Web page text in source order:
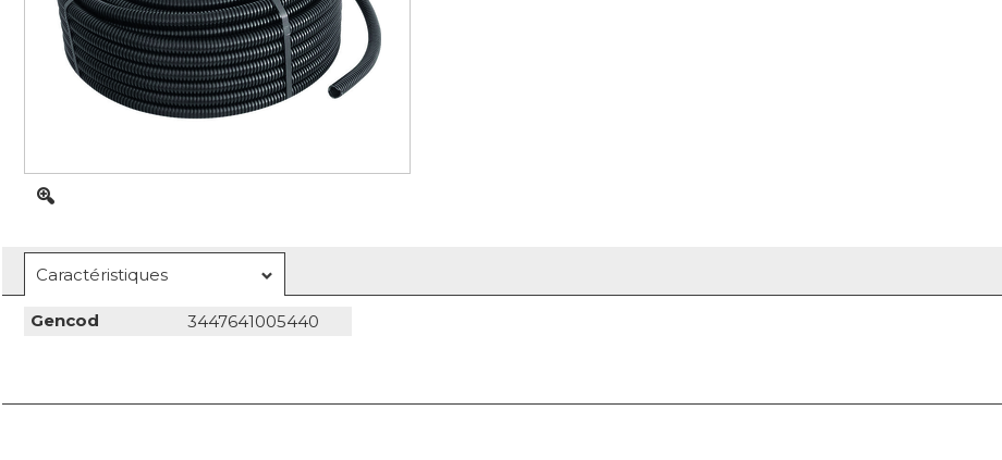
Caractéristiques
Gencod 3447641005440